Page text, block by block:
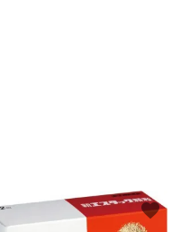
favorite
close